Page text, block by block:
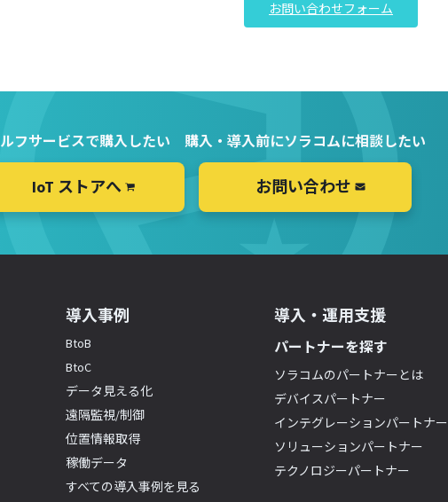
お問い合わせフォーム
フサービスで購入したい
IoT ストアへ
購入・導入前にソラコムに相談したい
お問い合わせ
導入事例
BtoB
BtoC
データ見える化
遠隔監視/制御
位置情報取得
稼働データ
すべての導入事例を見る
導入・運用支援
パートナーを探す
ソラコムのパートナーとは
デバイスパートナー
インテグレーションパートナー
ソリューションパートナー
テクノロジーパートナー